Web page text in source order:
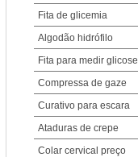
Fita de glicemia
Algodão hidrófilo
Fita para medir glicose
Compressa de gaze
Curativo para escara
Ataduras de crepe
Colar cervical preço